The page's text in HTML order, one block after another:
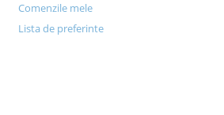
Comenzile mele
Lista de preferinte